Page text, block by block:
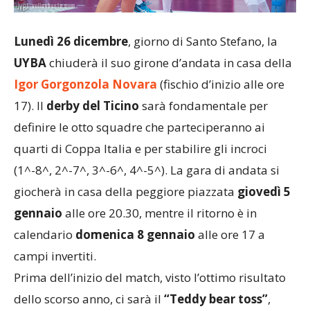
Lunedì 26 dicembre, giorno di Santo Stefano, la
UYBAchiuderà il suo girone d’andata in casa della
Igor Gorgonzola Novara (fischio d’inizio alle ore
17). Il derby del Ticino sarà fondamentale per
definire le otto squadre che parteciperanno ai
quarti di Coppa Italia e per stabilire gli incroci
(1^-8^, 2^-7^, 3^-6^, 4^-5^). La gara di andata si
giocherà in casa della peggiore piazzata giovedì 5
gennaio alle ore 20.30, mentre il ritorno è in
calendario domenica 8 gennaio alle ore 17 a
campi invertiti.
Prima dell’inizio del match, visto l’ottimo risultato
dello scorso anno, ci sarà il “Teddy bear toss”,